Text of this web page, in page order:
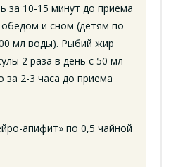
за 10-15 минут до приема
и сном (детям по
мл воды). Рыбий жир
2 раза в день с 50 мл
за 2-3 часа до приема
апифит» по 0,5 чайной